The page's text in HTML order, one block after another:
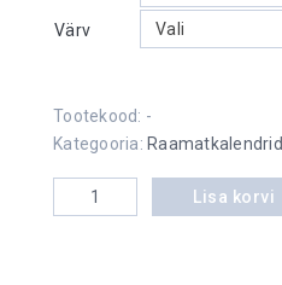
Värv Vali
Tootekood: -
Kategooria: Raamatkalendrid
Kantsler Trend kogusLisa korvi